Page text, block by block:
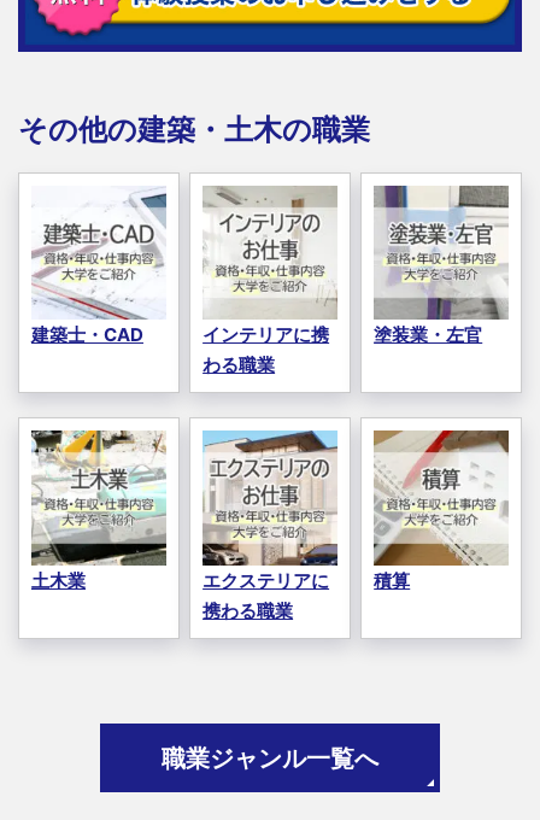
その他の建築・土木の職業
建築士・CAD
インテリアに携
わる職業
塗装業・左官
土木業
エクステリアに
携わる職業
積算
職業ジャンル一覧へ